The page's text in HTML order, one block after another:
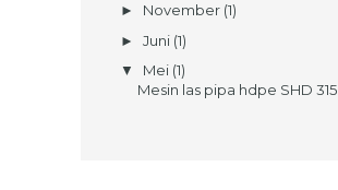
► November (1)
► Juni (1)
▼ Mei (1)
Mesin las pipa hdpe SHD 315